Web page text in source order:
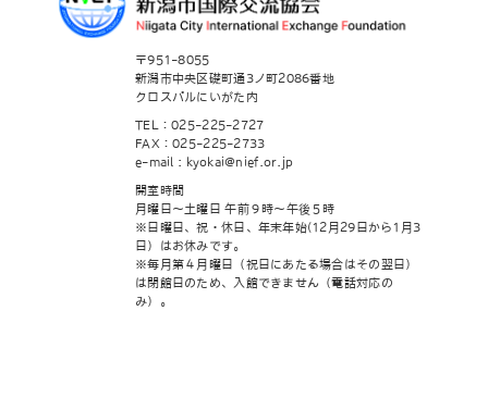
〒951-8055
新潟市中央区礎町通3ノ町2086番地
クロスパルにいがた内
TEL：025-225-2727
FAX：025-225-2733
e-mail : kyokai@nief.or.jp
開室時間
月曜日～土曜日 午前９時～午後５時
※日曜日、祝・休日、年末年始(12月29日から1月3
日）はお休みです。
※毎月第４月曜日（祝日にあたる場合はその翌日）
は閉館日のため、入館できません（電話対応の
み）。